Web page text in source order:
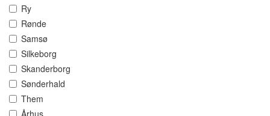
Ry
Rønde
Samsø
Silkeborg
Skanderborg
Sønderhald
Them